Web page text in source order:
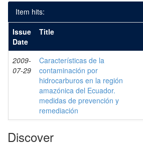
Item hits:
Issue
Date
Title
2009-
07-29
Características de la
contaminación por
hidrocarburos en la región
amazónica del Ecuador.
medidas de prevención y
remediación
Discover